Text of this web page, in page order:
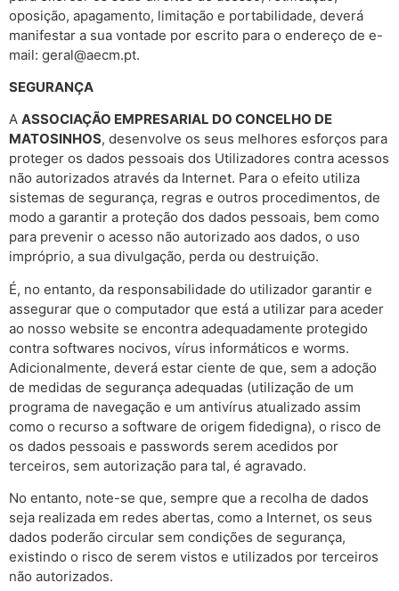
oposição, apagamento, limitação e portabilidade, deverá
manifestar a sua vontade por escrito para o endereço de e-
mail: geral@aecm.pt.
SEGURANÇA
A ASSOCIAÇÃO EMPRESARIAL DO CONCELHO DE
MATOSINHOS, desenvolve os seus melhores esforços para
proteger os dados pessoais dos Utilizadores contra acessos
não autorizados através da Internet. Para o efeito utiliza
sistemas de segurança, regras e outros procedimentos, de
modo a garantir a proteção dos dados pessoais, bem como
para prevenir o acesso não autorizado aos dados, o uso
impróprio, a sua divulgação, perda ou destruição.
É, no entanto, da responsabilidade do utilizador garantir e
assegurar que o computador que está a utilizar para aceder
ao nosso website se encontra adequadamente protegido
contra softwares nocivos, vírus informáticos e worms.
Adicionalmente, deverá estar ciente de que, sem a adoção
de medidas de segurança adequadas (utilização de um
programa de navegação e um antivírus atualizado assim
como o recurso a software de origem fidedigna), o risco de
os dados pessoais e passwords serem acedidos por
terceiros, sem autorização para tal, é agravado.
No entanto, note-se que, sempre que a recolha de dados
seja realizada em redes abertas, como a Internet, os seus
dados poderão circular sem condições de segurança,
existindo o risco de serem vistos e utilizados por terceiros
não autorizados.